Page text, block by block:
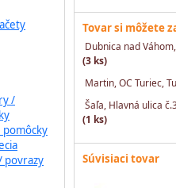
/
pomôcky
povrazy
Tovar si môžete
Dubnica nad
(3 ks)
Martin, OC Turiec,
Šaľa, Hlavná ulica
(1 ks)
Súvisiaci tovar